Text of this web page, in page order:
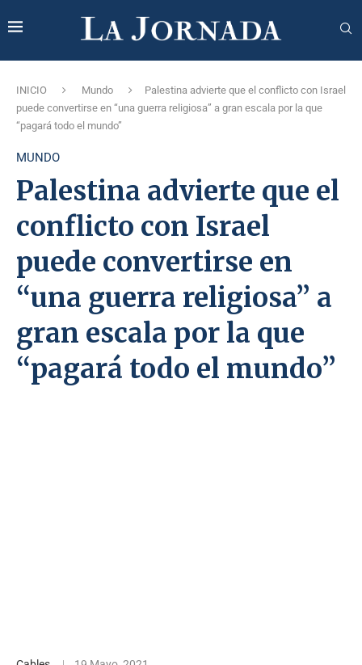
INICIO Mundo
Palestina advierte que el conflicto con Israel
puede convertirse en “una guerra religiosa” a gran escala por la que
“pagará todo el mundo”
MUNDO
Palestina advierte que el
conflicto con Israel
puede convertirse en
“una guerra religiosa” a
gran escala por la que
“pagará todo el mundo”